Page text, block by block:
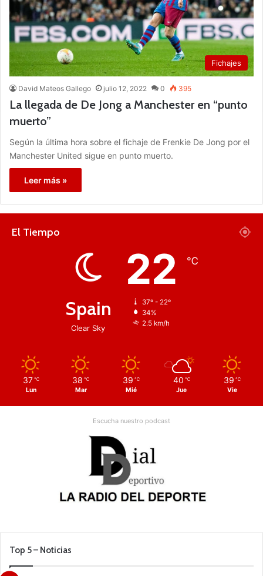
Fichajes
David Mateos Gallego julio 12, 2022 0 395
La llegada de De Jong a Manchester en “punto
muerto”
Según la última hora sobre el fichaje de Frenkie De Jong por el
Manchester United sigue en punto muerto.
Leer más »
El Tiempo
Spain
Clear Sky
22 ℃
37º - 22º
34%
2.5 km/h
37 ℃
Lun
38 ℃
Mar
39 ℃
Mié
40 ℃
Jue
39 ℃
Vie
Escucha nuestro podcast
Top 5 – Noticias